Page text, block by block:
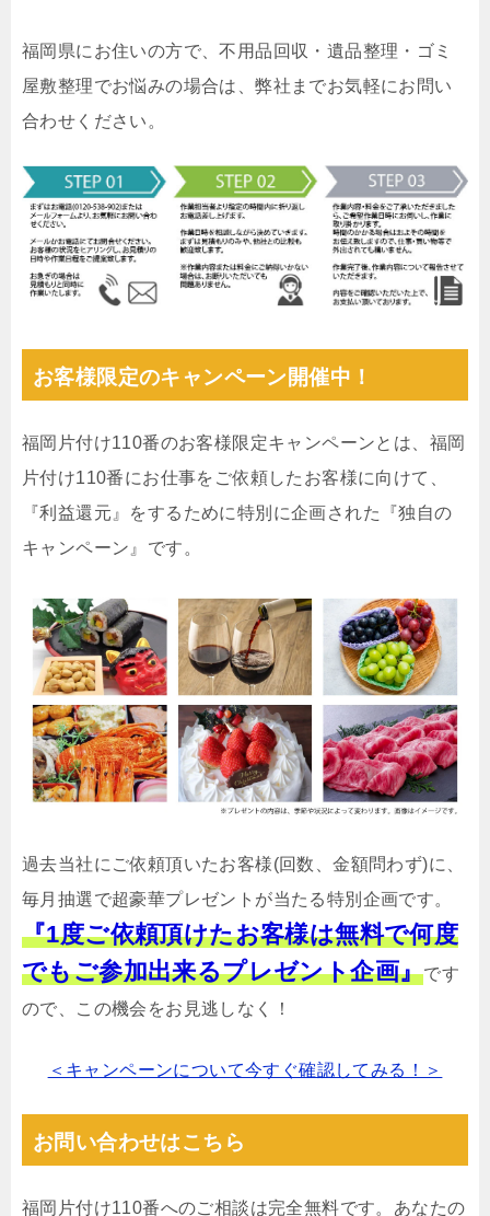
福岡県にお住いの方で、不用品回収・遺品整理・ゴミ
屋敷整理でお悩みの場合は、弊社までお気軽にお問い
合わせください。
お客様限定のキャンペーン開催中！
福岡片付け110番のお客様限定キャンペーンとは、福岡
片付け110番にお仕事をご依頼したお客様に向けて、
『利益還元』をするために特別に企画された『独自の
キャンペーン』です。
過去当社にご依頼頂いたお客様(回数、金額問わず)に、
毎月抽選で超豪華プレゼントが当たる特別企画です。
『1度ご依頼頂けたお客様は無料で何度
でもご参加出来るプレゼント企画』です
ので、この機会をお見逃しなく！
＜キャンペーンについて今すぐ確認してみる！＞
お問い合わせはこちら
福岡片付け110番へのご相談は完全無料です。あなたの